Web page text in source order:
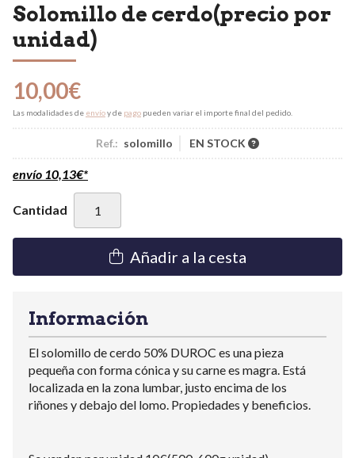
Solomillo de cerdo(precio por
unidad)
10,00€
Las modalidades de envíoy de pago pueden variar el importe final del pedido.
Ref.: solomillo EN STOCK
envío 10,13€*
Cantidad
Añadir a la cesta
Información
El solomillo de cerdo 50% DUROC es una pieza
pequeña con forma cónica y su carne es magra. Está
localizada en la zona lumbar, justo encima de los
riñones y debajo del lomo. Propiedades y beneficios.